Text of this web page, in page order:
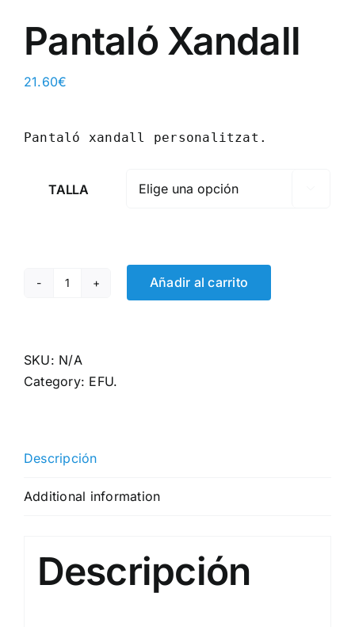
Pantaló Xandall
21.60€
Pantaló xandall personalitzat.
TALLA
Pantaló
Añadir al carrito
SKU: N/A
Category: EFU.
Descripción
Additional information
Descripción